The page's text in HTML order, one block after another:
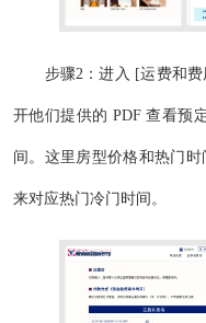
步骤2：进入 [运费和
开他们提供的 PDF 查看预
间。这里房型价格和热门
来对应热门冷门时间。